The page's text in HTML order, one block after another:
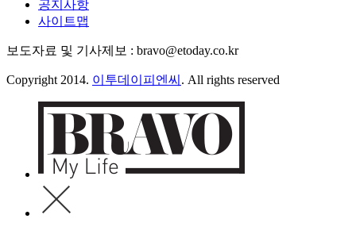
공지사항
사이트맵
보도자료 및 기사제보 : bravo@etoday.co.kr
Copyright 2014. 이투데이피엔씨 . All rights reserved